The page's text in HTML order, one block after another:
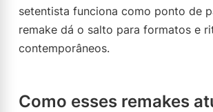
setentista funciona como ponto de
remake dá o salto para formatos e
contemporâneos.
Como esses remakes